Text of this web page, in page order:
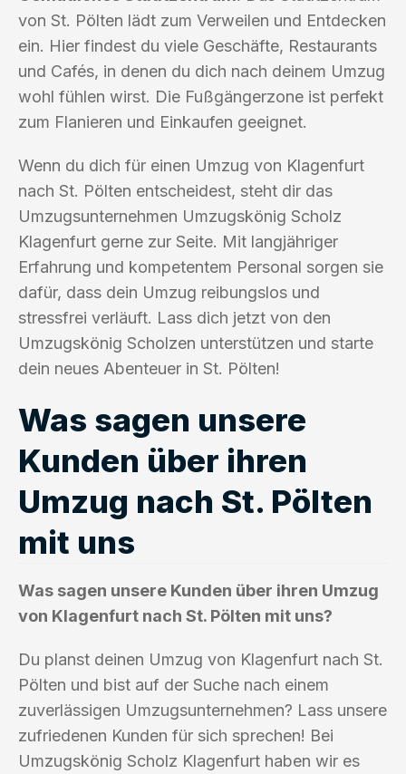
von St. Pölten lädt zum Verweilen und Entdecken
ein. Hier findest du viele Geschäfte, Restaurants
und Cafés, in denen du dich nach deinem Umzug
wohl fühlen wirst. Die Fußgängerzone ist perfekt
zum Flanieren und Einkaufen geeignet.
Wenn du dich für einen Umzug von Klagenfurt
nach St. Pölten entscheidest, steht dir das
Umzugsunternehmen Umzugskönig Scholz
Klagenfurt gerne zur Seite. Mit langjähriger
Erfahrung und kompetentem Personal sorgen sie
dafür, dass dein Umzug reibungslos und
stressfrei verläuft. Lass dich jetzt von den
Umzugskönig Scholzen unterstützen und starte
dein neues Abenteuer in St. Pölten!
Was sagen unsere
Kunden über ihren
Umzug nach St. Pölten
mit uns
Was sagen unsere Kunden über ihren Umzug
von Klagenfurt nach St. Pölten mit uns?
Du planst deinen Umzug von Klagenfurt nach St.
Pölten und bist auf der Suche nach einem
zuverlässigen Umzugsunternehmen? Lass unsere
zufriedenen Kunden für sich sprechen! Bei
Umzugskönig Scholz Klagenfurt haben wir es